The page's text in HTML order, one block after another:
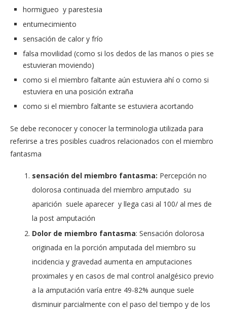
hormigueo y parestesia
entumecimiento
sensación de calor y frío
falsa movilidad (como si los dedos de las manos o pies se
estuvieran moviendo)
como si el miembro faltante aún estuviera ahí o como si
estuviera en una posición extraña
como si el miembro faltante se estuviera acortando
Se debe reconocer y conocer la terminologia utilizada para
referirse a tres posibles cuadros relacionados con el miembro
fantasma
sensación del miembro fantasma: Percepción no
dolorosa continuada del miembro amputado su
aparición suele aparecer y llega casi al 100/ al mes de
la post amputación
Dolor de miembro fantasma: Sensación dolorosa
originada en la porción amputada del miembro su
incidencia y gravedad aumenta en amputaciones
proximales y en casos de mal control analgésico previo
a la amputación varía entre 49-82% aunque suele
disminuir parcialmente con el paso del tiempo y de los